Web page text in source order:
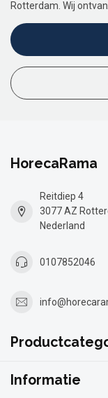
Rotterdam. Wij
HorecaRama
Reitdiep 4
3077 AZ
Nederland
0107852046
Informatie